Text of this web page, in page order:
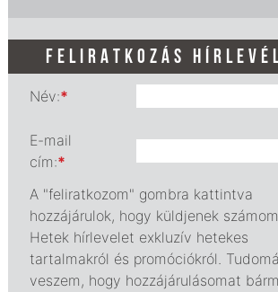
FELIRATKOZÁS
Név:*
E-mail
cím:*
A "feliratkozom" gombra kattintva
hozzájárulok, hogy küldjenek
Hetek hírlevelet exkluzív hetekes
tartalmakról és promóciókról.
veszem, hogy hozzájárulásomat